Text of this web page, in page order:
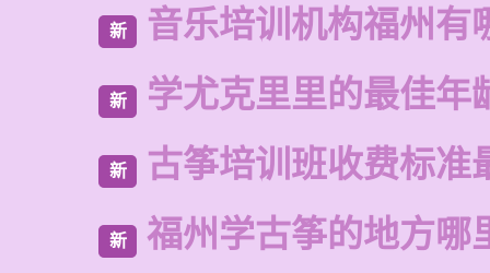
新 音乐培训机构福州有
新 学尤克里里的最佳年
新 古筝培训班收费标准
新 福州学古筝的地方哪